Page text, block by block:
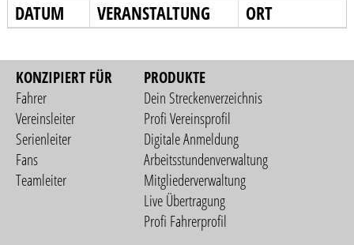
DATUM VERANSTALTUNG ORT
KONZIPIERT FÜR
Fahrer
Vereinsleiter
Serienleiter
Fans
Teamleiter
PRODUKTE
Dein Streckenverzeichnis
Profi Vereinsprofil
Digitale Anmeldung
Arbeitsstundenverwaltung
Mitgliederverwaltung
Live Übertragung
Profi Fahrerprofil